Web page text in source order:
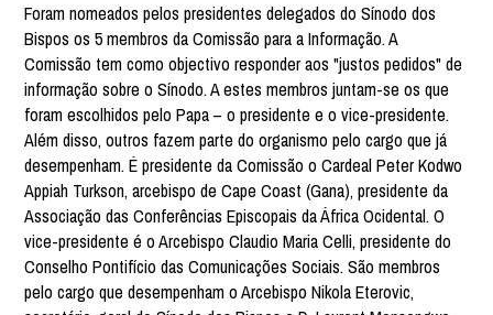
Foram nomeados pelos presidentes delegados do Sínodo dos
Bispos os 5 membros da Comissão para a Informação. A
Comissão tem como objectivo responder aos "justos pedidos" de
informação sobre o Sínodo. A estes membros juntam-se os que
foram escolhidos pelo Papa – o presidente e o vice-presidente.
Além disso, outros fazem parte do organismo pelo cargo que já
desempenham. É presidente da Comissão o Cardeal Peter Kodwo
Appiah Turkson, arcebispo de Cape Coast (Gana), presidente da
Associação das Conferências Episcopais da África Ocidental. O
vice-presidente é o Arcebispo Claudio Maria Celli, presidente do
Conselho Pontifício das Comunicações Sociais. São membros
pelo cargo que desempenham o Arcebispo Nikola Eterovic,